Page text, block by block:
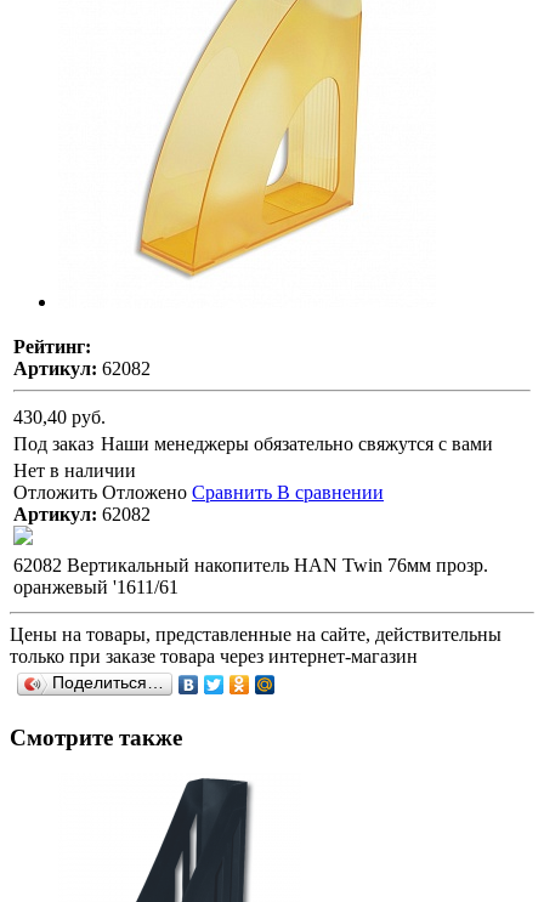
Рейтинг:
Артикул: 62082
430,40 руб.
Под заказ Наши менеджеры обязательно свяжутся с вами
Нет в наличии
Отложить Отложено Сравнить В сравнении
Артикул: 62082
62082 Вертикальный накопитель HAN Twin 76мм прозр.
оранжевый '1611/61
Цены на товары, представленные на сайте, действительны
только при заказе товара через интернет-магазин
Поделиться…
Смотрите также